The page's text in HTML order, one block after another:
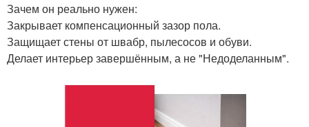
Зачем он реально нужен:
Закрывает компенсационный зазор пола.
Защищает стены от швабр, пылесосов и обуви.
Делает интерьер завершённым, а не "Недоделанным".